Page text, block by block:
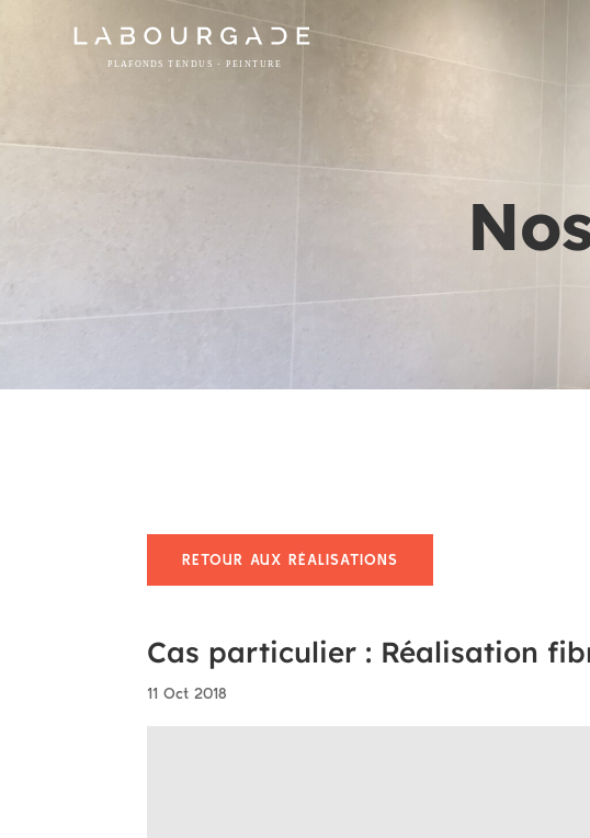
RETOUR AUX RÉALISATIONS
Cas particulier : Réalisation
11 Oct 2018